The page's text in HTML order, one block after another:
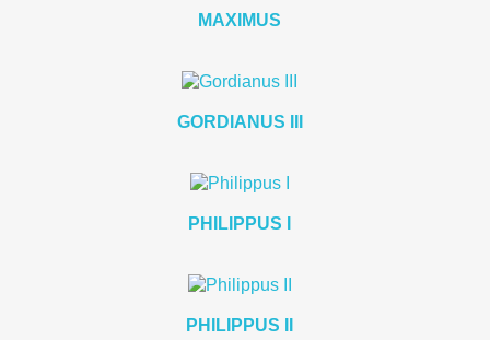
MAXIMUS
GORDIANUS III
PHILIPPUS I
PHILIPPUS II